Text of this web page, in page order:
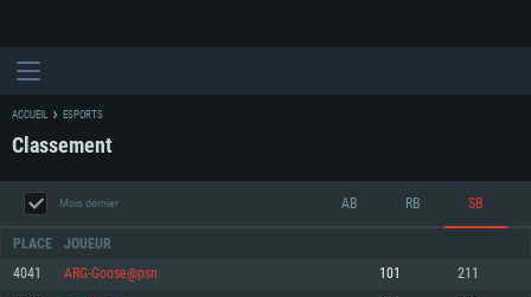
ACCUEIL ESPORTS
Classement
Mois dernier AB RB SB
PLACE JOUEUR
4041 ARG-Goose@psn 101 211